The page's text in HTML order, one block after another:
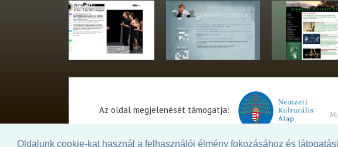
Oldalunk cookie-kat használ a felhasználói élmény fokozásához és
Az oldal megjelenését támogatja: